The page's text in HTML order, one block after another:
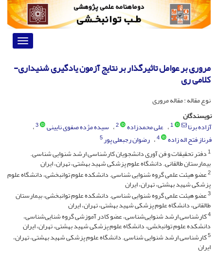
Toggle
مروری بر عوامل تاثیرگذار بر نتایج آزمون یادگیری شنیداری-
کلامی ری
نوع مقاله : مقاله مروری
نویسندگان
آزاده برنا
1 علی محمدزاده 2 سیده مژده صفوی نایینی 3
فرناز فتح اله زاده 4 رضوان رجبعلی پور5
1دفتر تحقیقات و فن آوری دانشجویان کارشناسی ارشد شنوایی شناسی.
بیمارستان طالقانی. دانشگاه علوم پزشکی شهید بهشتی، تهران، ایران
2عضو هیئت علمی گروه شنوایی شناسی. دانشکده علوم توانبخشی، دانشگاه علوم
پزشکی شهید بهشتی، تهران، ایران
3عضو هیئت علمی گروه شنوایی شناسی. دانشکده علوم توانبخشی، بیمارستان
طالقانی، دانشگاه علوم پزشکی شهید بهشتی، تهران، ایران
4کارشناسی ارشد شنوایی‌شناسی، عضو کادر آموزشی گروه شنایی‌شناسی،
دانشکده علوم توانبخشی، دانشگاه علوم پزشکی شهید بهشتی، تهران، ایران
5کارشناسی ارشد شنوایی شناسی. دانشگاه علوم پزشکی شهید بهشتی، تهران،
ایران